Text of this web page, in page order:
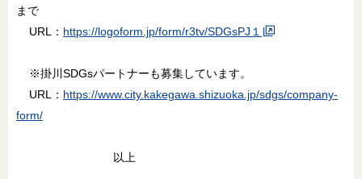
まで
URL： https://logoform.jp/form/r3tv/SDGsPJ１
※掛川SDGsパートナーも募集しています。
URL： https://www.city.kakegawa.shizuoka.jp/sdgs/company-
form/
以上